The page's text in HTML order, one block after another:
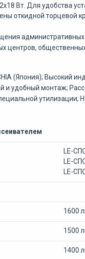
Вт. Для удобства
откидной торцевой
центров,
(Япония); Высокий
и удобный монтаж;
LE-
LE-
LE-
1600
1500
1400